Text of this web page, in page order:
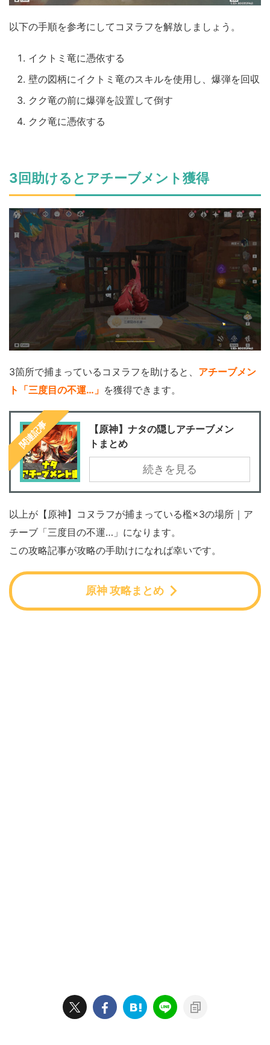
以下の手順を参考にしてコヌラフを解放しましょう。
イクトミ竜に憑依する
壁の図柄にイクトミ竜のスキルを使用し、爆弾を回収
クク竜の前に爆弾を設置して倒す
クク竜に憑依する
3回助けるとアチーブメント獲得
3箇所で捕まっているコヌラフを助けると、 アチーブメン
ト「三度目の不運…」 を獲得できます。
関連記事
【原神】ナタの隠しアチーブメン
トまとめ
続きを見る
以上が【原神】コヌラフが捕まっている檻×3の場所｜ア
チーブ「三度目の不運…」になります。
この攻略記事が攻略の手助けになれば幸いです。
原神 攻略まとめ